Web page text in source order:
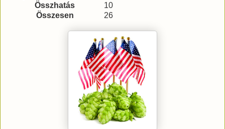
Összhatás
10
Összesen
26